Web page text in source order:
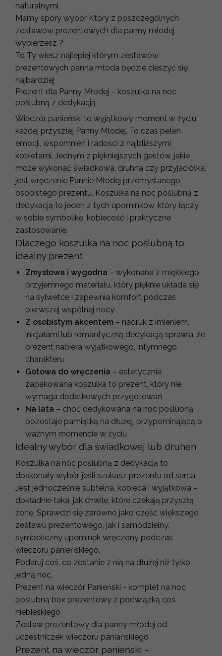
naturalnymi.
Mamy spory wybór Który z poszczególnych
zestawów prezentowych dla panny młodej
wybierzesz ?
To Ty wiesz najlepiej którym zestawów
prezentowych panna młoda będzie cieszyć się
najbardziej
Prezent dla Panny Młodej – koszulka na noc
poślubną z dedykacją
Wieczór panieński to wyjątkowy moment w życiu
każdej przyszłej Panny Młodej. To czas pełen
emocji, wspomnień i radości z najbliższymi
kobietami. Jednym z piękniejszych gestów, jakie
może wykonać świadkowa, druhna czy przyjaciółka,
jest wręczenie Pannie Młodej przemyślanego,
osobistego prezentu. Koszulka na noc poślubną z
dedykacją to jeden z tych upominków, który łączy
w sobie symbolikę, kobiecość i praktyczne
zastosowanie.
Dlaczego koszulka na noc poślubną to
idealny prezent
Zmysłowa i wygodna – wykonana z miękkiego,
przyjemnego materiału, który pięknie układa się
na sylwetce i zapewnia komfort podczas
pierwszej wspólnej nocy
Z osobistym akcentem – nadruk z imieniem,
inicjałami lub romantyczną dedykacją sprawia, że
prezent nabiera wyjątkowego, intymnego
charakteru
Gotowa do wręczenia – estetycznie
zapakowana koszulka to prezent, który nie
wymaga dodatkowych przygotowań
Na lata – choć dedykowana na noc poślubną,
pozostaje pamiątką na dłużej, przypominającą o
ważnym momencie w życiu
Idealny wybór dla świadkowej lub druhen
Koszulka na noc poślubną z dedykacją to
doskonały wybór, jeśli szukasz prezentu od serca.
Jest jednocześnie subtelna, kobieca i wyjątkowa –
dokładnie taka, jak chwile, które czekają przyszłą
żonę. Sprawdzi się zarówno jako część większego
zestawu prezentowego, jak i samodzielny,
symboliczny upominek wręczony podczas
wieczoru panieńskiego.
Podaruj coś, co zostanie z nią na dłużej niż tylko
jedną noc.
Prezent na wieczór Panieński - komplet na noc
poslubną box prezentowy z podwiązką coś
niebieskiego
Zestaw prezentowy dla panny młodej od
uczestniczek wieczoru paniańskiego
Prezent na wieczór panieński –